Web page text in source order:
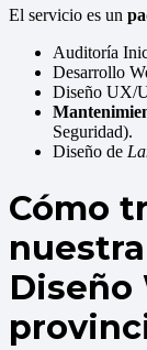
El servicio es un
Auditoría
Desarrollo
Diseño UX/
Seguridad).
Diseño de
Cómo
Diseño